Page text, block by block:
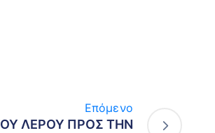
Επόμενο
ΛΕΡΟΥ ΠΡΟΣ ΤΗΝ